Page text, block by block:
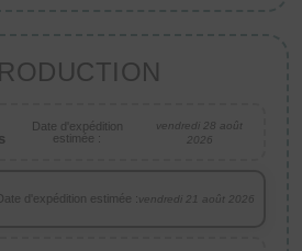
Date d'expédition
estimée :
vendredi 28 août
2026
d'expédition estimée :vendredi 21 août 2026